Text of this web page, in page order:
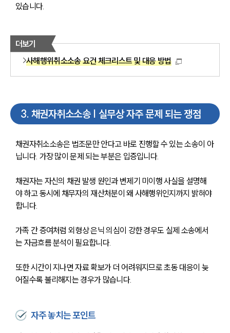
있습니다.
더보기
사해행위취소소송 요건 체크리스트 및 대응 방법
3. 채권자취소소송 | 실무상 자주 문제 되는 쟁점
채권자취소소송은 법조문만 안다고 바로 진행할 수 있는 소송이 아
닙니다. 가장 많이 문제 되는 부분은 입증입니다.
채권자는 자신의 채권 발생 원인과 변제기 미이행 사실을 설명해
야 하고 동시에 채무자의 재산처분이 왜 사해행위인지까지 밝혀야
합니다.
가족 간 증여처럼 외형상 은닉 의심이 강한 경우도 실제 소송에서
는 자금흐름 분석이 필요합니다.
또한 시간이 지나면 자료 확보가 더 어려워지므로 초동 대응이 늦
어질수록 불리해지는 경우가 많습니다.
자주 놓치는 포인트